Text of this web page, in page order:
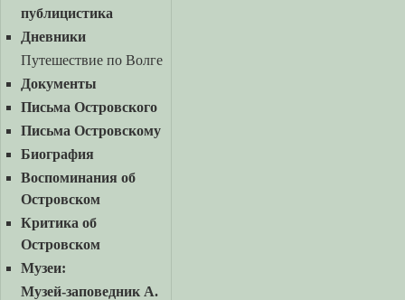
публицистика
Дневники
Путешествие по Волге
Документы
Письма Островского
Письма Островскому
Биография
Воспоминания об
Островском
Критика об
Островском
Музеи:
Музей-заповедник А.